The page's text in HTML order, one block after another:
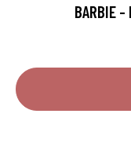
BARBIE -